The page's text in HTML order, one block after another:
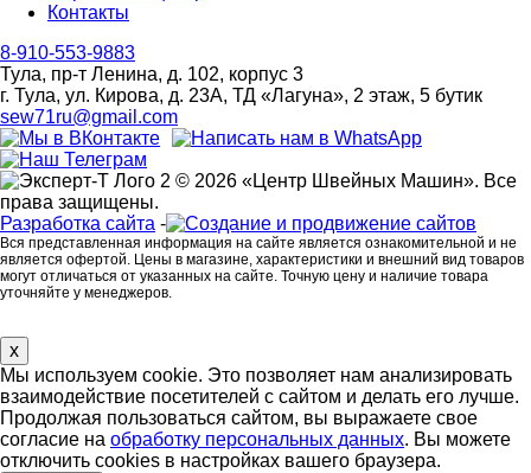
Контакты
8-910-553-9883
Тула, пр-т Ленина, д. 102, корпус 3
г. Тула, ул. Кирова, д. 23А, ТД «Лагуна», 2 этаж, 5 бутик
sew71ru@gmail.com
© 2026 «Центр Швейных Машин». Все
права защищены.
Разработка сайта -
Вся представленная информация на сайте является ознакомительной и не
является офертой. Цены в магазине, характеристики и внешний вид товаров
могут отличаться от указанных на сайте. Точную цену и наличие товара
уточняйте у менеджеров.
x
Мы используем cookie. Это позволяет нам анализировать
взаимодействие посетителей с сайтом и делать его лучше.
Продолжая пользоваться сайтом, вы выражаете свое
согласие на обработку персональных данных. Вы можете
отключить cookies в настройках вашего браузера.